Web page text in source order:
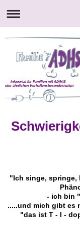
Infoportal für Familien mit AD(H)S
oder ähnlichen Verhaltensbesonderheiten
"Ich singe, springe,
- ich bin
.....und mich gibt es
"das ist T - I -